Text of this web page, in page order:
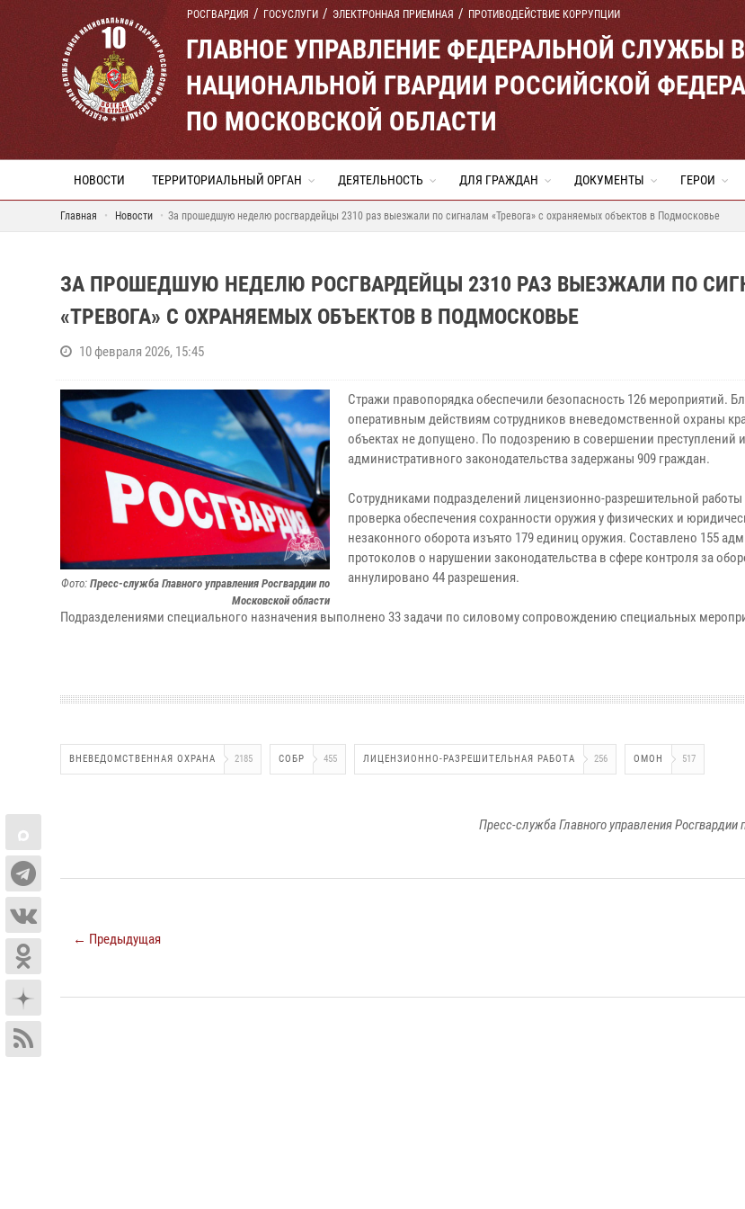
РОСГВАРДИЯ ГОСУСЛУГИ ЭЛЕКТРОННАЯ ПРИЕМНАЯ ПРОТИВОДЕЙСТВИЕ КОРРУПЦИИ
ГЛАВНОЕ УПРАВЛЕНИЕ ФЕДЕРАЛЬНОЙ СЛУЖБЫ
НАЦИОНАЛЬНОЙ ГВАРДИИ РОССИЙСКОЙ
ПО МОСКОВСКОЙ ОБЛАСТИ
НОВОСТИ ТЕРРИТОРИАЛЬНЫЙ ОРГАН ДЕЯТЕЛЬНОСТЬ ДЛЯ ГРАЖДАН ДОКУМЕНТЫ ГЕРОИ
Главная Новости За прошедшую неделю росгвардейцы 2310 раз выезжали по сигналам «Тревога» с охраняемых объектов в Подмосковье
ЗА ПРОШЕДШУЮ НЕДЕЛЮ РОСГВАРДЕЙЦЫ 2310 РАЗ ВЫЕЗЖАЛИ ПО
«ТРЕВОГА» С ОХРАНЯЕМЫХ ОБЪЕКТОВ В ПОДМОСКОВЬЕ
10 февраля 2026, 15:45
Фото: Пресс-служба Главного управления Росгвардии по
Московской области
Стражи правопорядка обеспечили безопасность 126 мероприятий.
оперативным действиям сотрудников вневедомственной охраны
объектах не допущено. По подозрению в совершении преступлений
административного законодательства задержаны 909 граждан.
Сотрудниками подразделений лицензионно-разрешительной работы
проверка обеспечения сохранности оружия у физических и
незаконного оборота изъято 179 единиц оружия. Составлено 155
протоколов о нарушении законодательства в сфере контроля за
аннулировано 44 разрешения.
Подразделениями специального назначения выполнено 33 задачи по силовому сопровождению специальных
ВНЕВЕДОМСТВЕННАЯ ОХРАНА 2185 СОБР 455 ЛИЦЕНЗИОННО-РАЗРЕШИТЕЛЬНАЯ РАБОТА 256 ОМОН 517
Пресс-служба Главного управления Росгвардии
← Предыдущая